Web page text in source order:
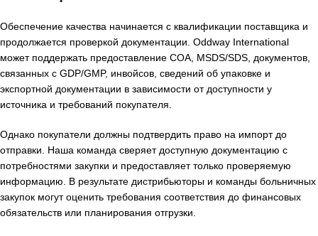
Обеспечение качества начинается с квалификации поставщика и
продолжается проверкой документации. Oddway International
может поддержать предоставление COA, MSDS/SDS, документов,
связанных с GDP/GMP, инвойсов, сведений об упаковке и
экспортной документации в зависимости от доступности у
источника и требований покупателя.
Однако покупатели должны подтвердить право на импорт до
отправки. Наша команда сверяет доступную документацию с
потребностями закупки и предоставляет только проверяемую
информацию. В результате дистрибьюторы и команды больничных
закупок могут оценить требования соответствия до финансовых
обязательств или планирования отгрузки.